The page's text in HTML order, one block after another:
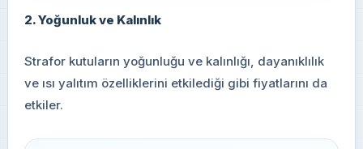
2. Yoğunluk ve Kalınlık
Strafor kutuların yoğunluğu ve kalınlığı, dayanıklılık
ve ısı yalıtım özelliklerini etkilediği gibi fiyatlarını da
etkiler.